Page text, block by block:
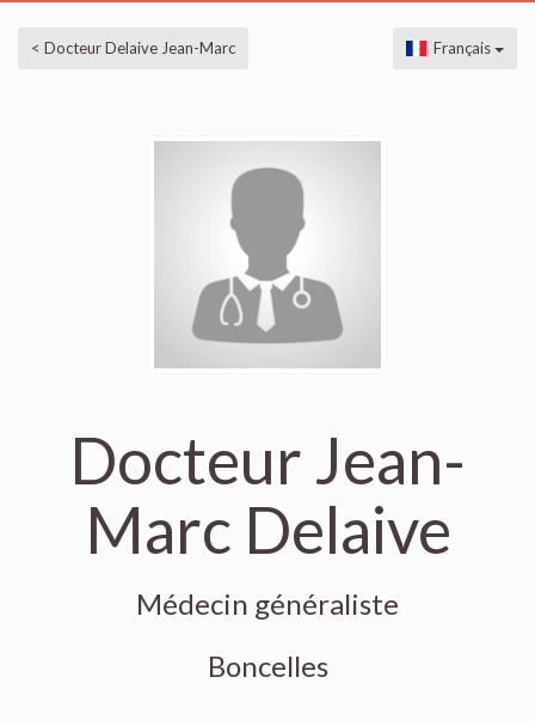
< Docteur Delaive Jean-Marc Français
Docteur Jean-
Marc Delaive
Médecin généraliste
Boncelles